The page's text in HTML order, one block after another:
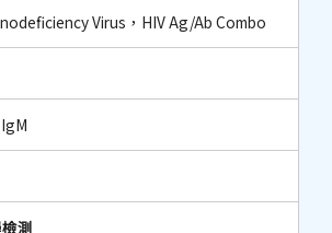
Virus，HIV Ag/Ab Combo
測